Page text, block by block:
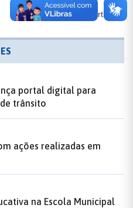
Compartilhe:
portal digital para
trânsito
ações realizadas em
na Escola Municipal